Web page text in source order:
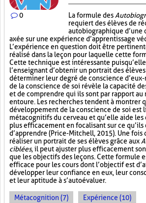
0 La formule des
requiert des élèves de
autobiographique d’une
axée sur une expérience d’apprentissage
L’expérience en question doit être
réalisé dans la leçon pour laquelle cette
Cette technique est intéressante
l’enseignant d’obtenir un portrait des
déterminer leur degré de conscience
de la conscience de soi révèle la capacité
et de comprendre qui ils sont par rapport au
entoure. Les recherches tendent à montrer
développement de la conscience de soi est
métacognitifs du cerveau et qu’elle aide les
plus efficacement en focalisant sur ce qu’ils
d’apprendre (Price-Mitchell, 2015). Une fois
réaliser un portrait de ses élèves grâce aux
ciblées, il peut ajuster plus efficacement
que les objectifs des leçons. Cette formule
efficace pour les cours dont l’objectif est
développer leur confiance en eux, leur
et leur aptitude à s’autoévaluer.
Métacognition (7) Expérience (10)